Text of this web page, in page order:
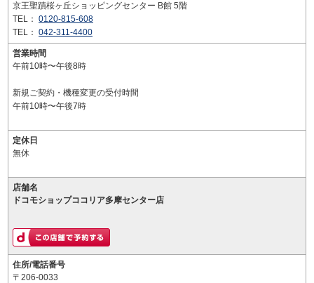
京王聖蹟桜ヶ丘ショッピングセンター B館 5階
TEL： 0120-815-608
TEL： 042-311-4400
営業時間
午前10時〜午後8時
新規ご契約・機種変更の受付時間
午前10時〜午後7時
定休日
無休
店舗名
ドコモショップココリア多摩センター店
住所/電話番号
〒206-0033